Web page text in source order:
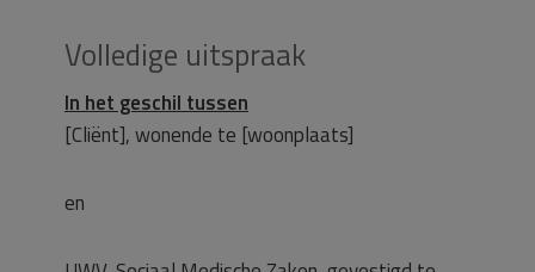
Volledige uitspraak
In het geschil tussen
[Cliënt], wonende te [woonplaats]
en